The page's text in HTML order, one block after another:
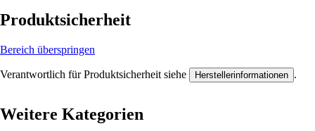
Produktsicherheit
Bereich überspringen
Verantwortlich für Produktsicherheit siehe Herstellerinformationen .
Weitere Kategorien